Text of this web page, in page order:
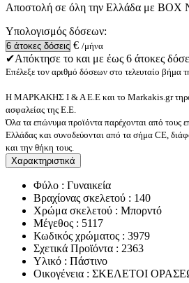
Αποστολή σε όλη την Ελλάδα με BOX
Υπολογισμός δόσεων:
€ /μήνα
✔Απόκτησε το και με έως 6 άτοκες
Επέλεξε τον αριθμό δόσεων στο τελευταίο βήμα
Η ΜΑΡΚΑΚΗΣ Ι & Α Ε.Ε και το Markakis.gr
ασφαλείας της Ε.Ε.
Όλα τα επώνυμα προϊόντα παρέχονται από τους
Ελλάδας και συνοδεύονται από τα σήμα CE,
και την θήκη τους.
Χαρακτηριστικά
Φύλο : Γυναικεία
Βραχίονας σκελετού : 140
Χρώμα σκελετού : Μπορντό
Μέγεθος : 5117
Κωδικός χρώματος : 3979
Σχετικά Προϊόντα : 2363
Υλικό : Πάστινο
Οικογένεια : ΣΚΕΛΕΤΟΙ